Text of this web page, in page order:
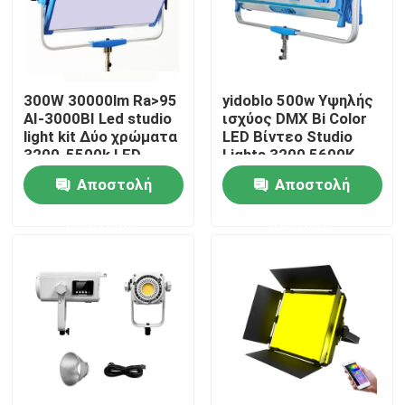
Σχετικά με εμάς
Επισκεψή εργοστασίου
Έλεγχος ποιότητας
Ειδήσεις
Υποθέσεις
300W 30000lm Ra>95
AI-3000BI Led studio
light kit Δύο χρώματα
3200-5500k LED
Video Light 300w S60
Αποστολή
yidoblo 500w Υψηλής
ισχύος DMX Bi Color
LED Βίντεο Studio
Lights 3200 5600K
Dimmable Soft LED
Panel Light S120
Αποστολή